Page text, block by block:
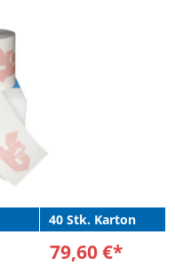
40 Stk. Karton
79,60 €*